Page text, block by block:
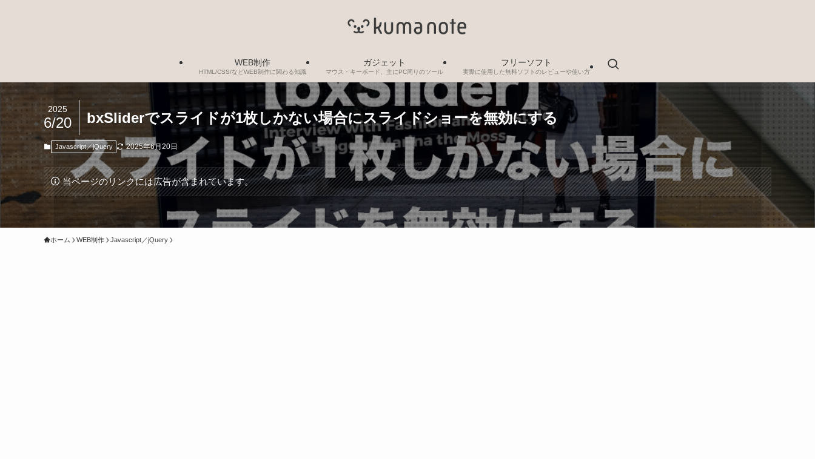
WEB制作
HTML/CSS/などWEB制作に関わる知識
ガジェット
マウス・キーボード、主にPC周りのツール
フリーソフト
実際に使用した無料ソフトのレビューや使い方
bxSliderでスライドが1枚しかない場合にスライドショーを無効にする
2025
6/20
Javascript／jQuery 2025年6月20日
当ページのリンクには広告が含まれています。
ホーム WEB制作 Javascript／jQuery